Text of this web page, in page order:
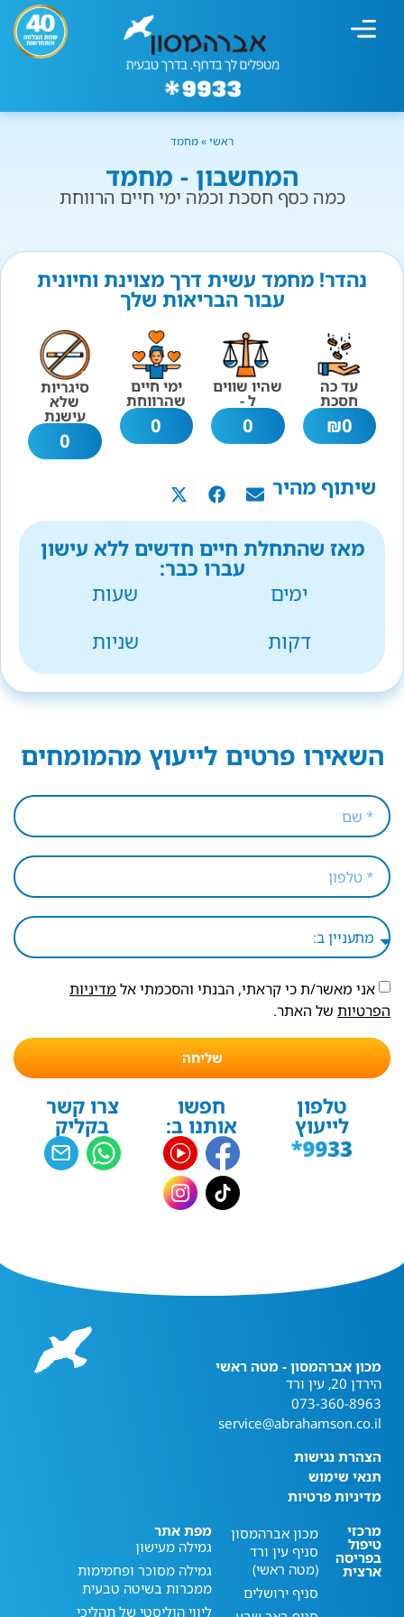
ראשי»מחמד
המחשבון - מחמד
כמה כסף חסכת וכמה ימי חיים הרווחת
נהדר! מחמד עשית דרך מצוינת וחיונית
עבור הבריאות שלך
עד כה
חסכת
0
₪
שהיו שווים
ל -
0
ימי חיים
שהרווחת
0
סיגריות
שלא
עישנת
0
שיתוף מהיר
מאז שהתחלת חיים חדשים ללא עישון
עברו כבר:
ימים
שעות
דקות
שניות
השאירו פרטים לייעוץ מהמומחים
אני מאשר/ת כי קראתי, הבנתי והסכמתי אל מדיניות
הפרטיות של האתר.
שליחה
טלפון
לייעוץ
חפשו
אותנו ב:
צרו קשר
בקליק
מכון אברהמסון - מטה ראשי
הירדן 20, עין ורד
073-360-8963
service@abrahamson.co.il
הצהרת נגישות
תנאי שימוש
מדיניות פרטיות
מרכזי
טיפול
בפריסה
ארצית
מכון אברהמסון
סניף עין ורד
(מטה ראשי)
סניף ירושלים
מפת אתר
גמילה מעישון
גמילה מסוכר ופחמימות
ממכרות בשיטה טבעית
ליווי הוליסטי של תהליכי